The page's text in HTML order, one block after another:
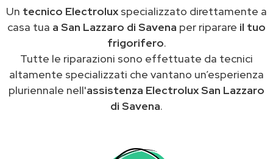
Un tecnico Electrolux specializzato direttamente a
casa tua a San Lazzaro di Savena per riparare il tuo
frigorifero.
Tutte le riparazioni sono effettuate da tecnici
altamente specializzati che vantano un’esperienza
pluriennale nell'assistenza Electrolux San Lazzaro
di Savena.